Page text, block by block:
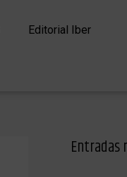
Editorial Iber
Entradas